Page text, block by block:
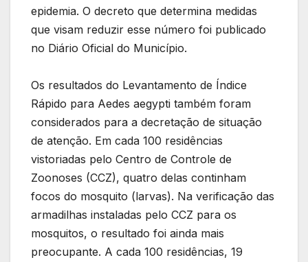
epidemia. O decreto que determina medidas
que visam reduzir esse número foi publicado
no Diário Oficial do Município.
Os resultados do Levantamento de Índice
Rápido para Aedes aegypti também foram
considerados para a decretação de situação
de atenção. Em cada 100 residências
vistoriadas pelo Centro de Controle de
Zoonoses (CCZ), quatro delas continham
focos do mosquito (larvas). Na verificação das
armadilhas instaladas pelo CCZ para os
mosquitos, o resultado foi ainda mais
preocupante. A cada 100 residências, 19